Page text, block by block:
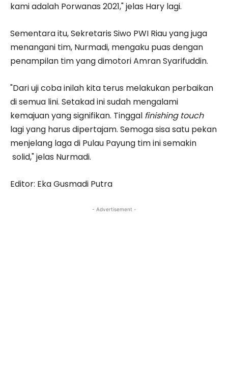
kami adalah Porwanas 2021," jelas Hary lagi.
Sementara itu, Sekretaris Siwo PWI Riau yang juga
menangani tim, Nurmadi, mengaku puas dengan
penampilan tim yang dimotori Amran Syarifuddin.
"Dari uji coba inilah kita terus melakukan perbaikan
di semua lini. Setakad ini sudah mengalami
kemajuan yang signifikan. Tinggal finishing touch
lagi yang harus dipertajam. Semoga sisa satu pekan
menjelang laga di Pulau Payung tim ini semakin
solid," jelas Nurmadi.
Editor: Eka Gusmadi Putra
- Advertisement -